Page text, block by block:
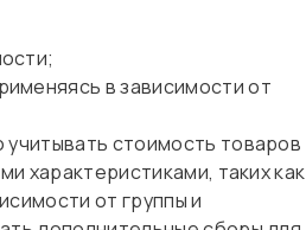
в зависимости от
стоимость товаров
характеристиками, таких как
от группы и